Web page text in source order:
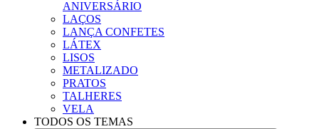
ANIVERSÁRIO
LAÇOS
LANÇA CONFETES
LÁTEX
LISOS
METALIZADO
PRATOS
TALHERES
VELA
TODOS OS TEMAS